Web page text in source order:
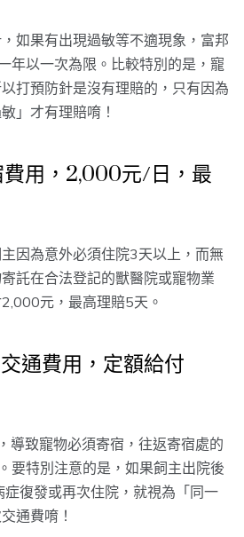
如果有出現過敏等不適現象，富邦
年以一次為限。比較特別的是，寵
打預防針是沒有理賠的，只有因為
」才有理賠唷！
用，2,000元/日，最
因為意外必須住院3天以上，而無
託在合法登記的獸醫院或寵物業
元，最高理賠5天。
通費用，定額給付
導致寵物必須寄宿，往返寄宿處的
要特別注意的是，如果飼主出院後
復發或再次住院，就視為「同一
通費唷！